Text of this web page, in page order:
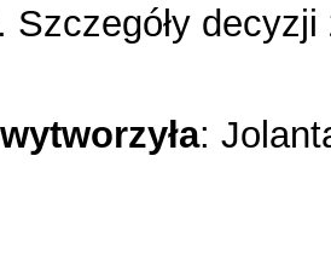
Szczegóły
: